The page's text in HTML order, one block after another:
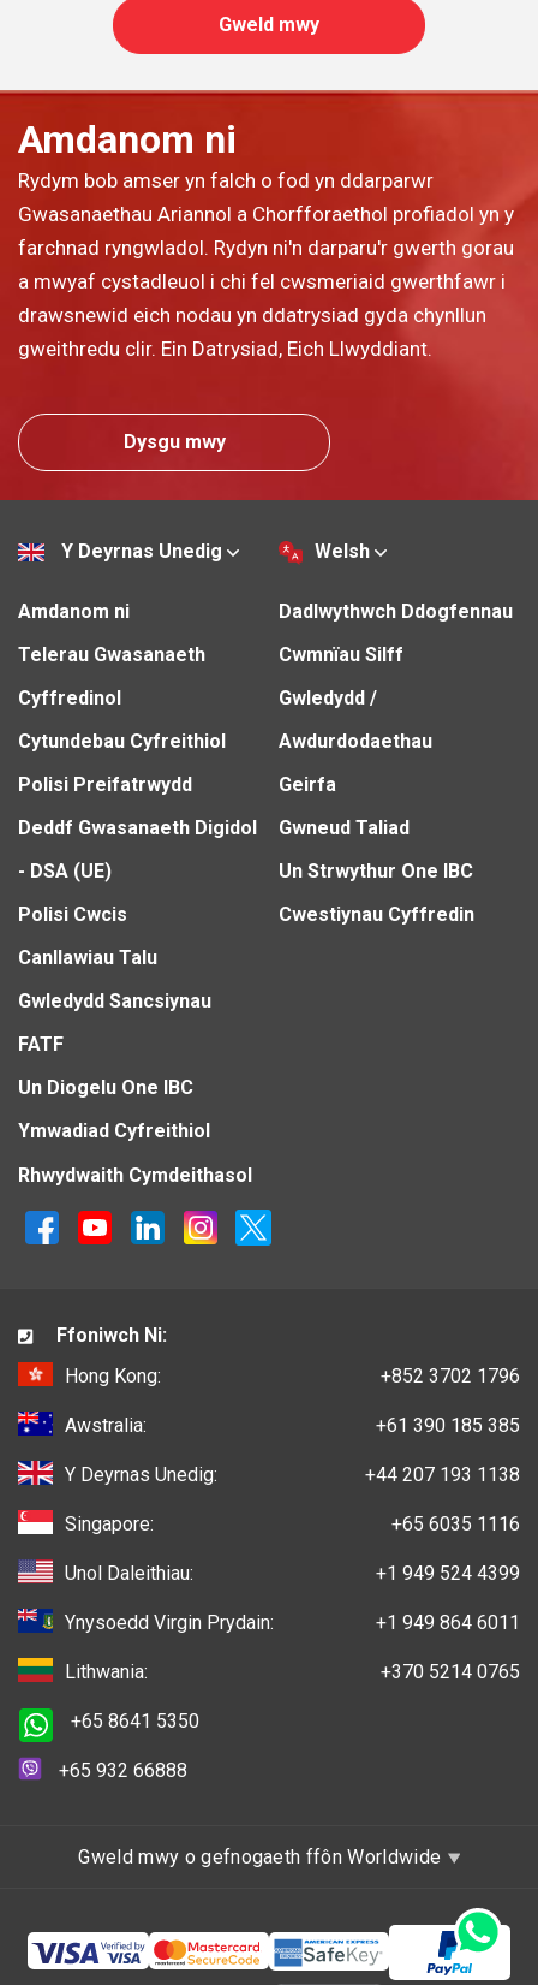
Gweld mwy
Amdanom ni
Rydym bob amser yn falch o fod yn ddarparwr
Gwasanaethau Ariannol a Chorfforaethol profiadol yn y
farchnad ryngwladol. Rydyn ni'n darparu'r gwerth gorau
a mwyaf cystadleuol i chi fel cwsmeriaid gwerthfawr i
drawsnewid eich nodau yn ddatrysiad gyda chynllun
gweithredu clir. Ein Datrysiad, Eich Llwyddiant.
Dysgu mwy
Y Deyrnas Unedig Welsh
Amdanom ni
Telerau Gwasanaeth
Cyffredinol
Cytundebau Cyfreithiol
Polisi Preifatrwydd
Deddf Gwasanaeth Digidol
- DSA (UE)
Polisi Cwcis
Canllawiau Talu
Gwledydd Sancsiynau
FATF
Un Diogelu One IBC
Ymwadiad Cyfreithiol
Dadlwythwch Ddogfennau
Cwmnïau Silff
Gwledydd /
Awdurdodaethau
Geirfa
Gwneud Taliad
Un Strwythur One IBC
Cwestiynau Cyffredin
Rhwydwaith Cymdeithasol
Ffoniwch Ni:
Hong Kong:
+852 3702 1796
Awstralia: +61 390 185 385
Y Deyrnas Unedig: +44 207 193 1138
Singapore: +65 6035 1116
Unol Daleithiau: +1 949 524 4399
Ynysoedd Virgin Prydain: +1 949 864 6011
Lithwania: +370 5214 0765
+65 8641 5350
+65 932 66888
Gweld mwy o gefnogaeth ffôn Worldwide